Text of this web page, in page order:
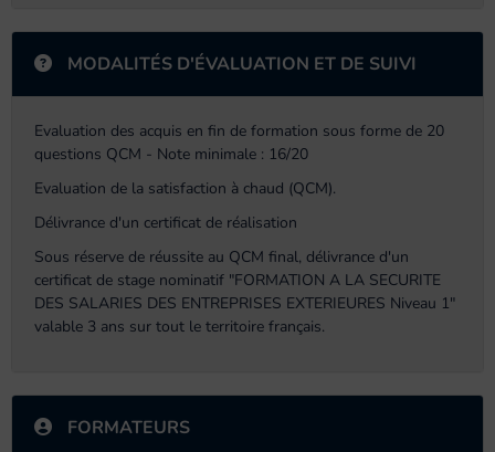
MODALITÉS D'ÉVALUATION ET DE SUIVI
Evaluation des acquis en fin de formation sous forme de 20
questions QCM - Note minimale : 16/20
Evaluation de la satisfaction à chaud (QCM).
Délivrance d'un certificat de réalisation
Sous réserve de réussite au QCM final, délivrance d'un
certificat de stage nominatif "FORMATION A LA SECURITE
DES SALARIES DES ENTREPRISES EXTERIEURES Niveau 1"
valable 3 ans sur tout le territoire français.
FORMATEURS